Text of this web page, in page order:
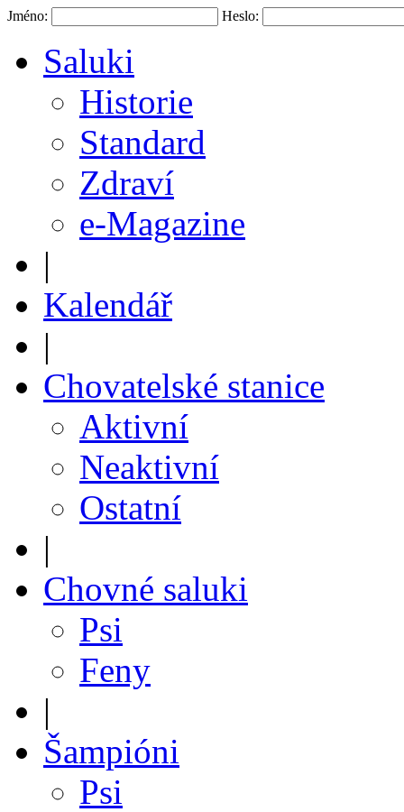
Jméno: Heslo:
Saluki
Historie
Standard
Zdraví
e-Magazine
|
Kalendář
|
Chovatelské stanice
Aktivní
Neaktivní
Ostatní
|
Chovné saluki
Psi
Feny
|
Šampióni
Psi